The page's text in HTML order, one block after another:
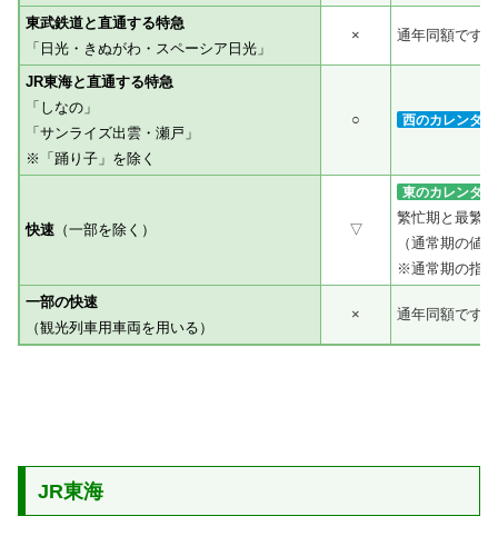
東武鉄道と直通する特急
「日光・きぬがわ・スペーシア日光」
× 通年同額です。
JR東海と直通する特急
「しなの」
「サンライズ出雲・瀬戸」
※「踊り子」を除く
○ 西のカレンダー
快速 （一部を除く） ▽
東のカレンダー
繁忙期と最繁
（通常期の値
※通常期の指
一部の快速
（観光列車用車両を用いる）
× 通年同額です。
JR東海